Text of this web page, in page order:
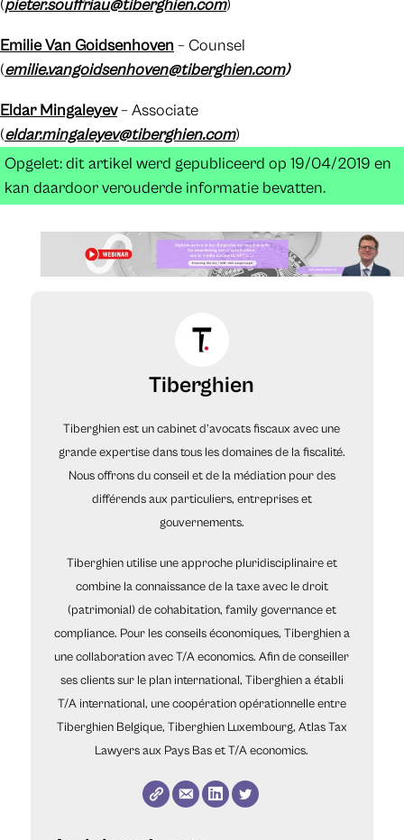
(pieter.souffriau@tiberghien.com)
Emilie Van Goidsenhoven – Counsel
(emilie.vangoidsenhoven@tiberghien.com)
Eldar Mingaleyev– Associate
(eldar.mingaleyev@tiberghien.com)
Opgelet: dit artikel werd gepubliceerd op 19/04/2019 en
kan daardoor verouderde informatie bevatten.
Tiberghien
Tiberghien est un cabinet d’avocats fiscaux avec une
grande expertise dans tous les domaines de la fiscalité.
Nous offrons du conseil et de la médiation pour des
différends aux particuliers, entreprises et
gouvernements.
Tiberghien utilise une approche pluridisciplinaire et
combine la connaissance de la taxe avec le droit
(patrimonial) de cohabitation, family governance et
compliance. Pour les conseils économiques, Tiberghien a
une collaboration avec T/A economics. Afin de conseiller
ses clients sur le plan international, Tiberghien a établi
T/A international, une coopération opérationnelle entre
Tiberghien Belgique, Tiberghien Luxembourg, Atlas Tax
Lawyers aux Pays Bas et T/A economics.